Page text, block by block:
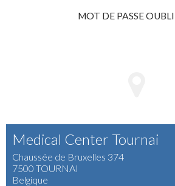
Medical Center Tournai
Chaussée de Bruxelles 374
7500 TOURNAI
Belgique